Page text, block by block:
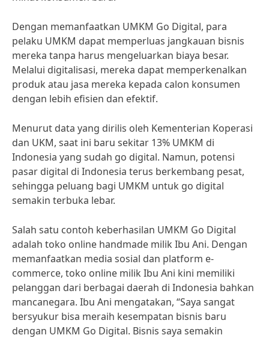
Dengan memanfaatkan UMKM Go Digital, para
pelaku UMKM dapat memperluas jangkauan bisnis
mereka tanpa harus mengeluarkan biaya besar.
Melalui digitalisasi, mereka dapat memperkenalkan
produk atau jasa mereka kepada calon konsumen
dengan lebih efisien dan efektif.
Menurut data yang dirilis oleh Kementerian Koperasi
dan UKM, saat ini baru sekitar 13% UMKM di
Indonesia yang sudah go digital. Namun, potensi
pasar digital di Indonesia terus berkembang pesat,
sehingga peluang bagi UMKM untuk go digital
semakin terbuka lebar.
Salah satu contoh keberhasilan UMKM Go Digital
adalah toko online handmade milik Ibu Ani. Dengan
memanfaatkan media sosial dan platform e-
commerce, toko online milik Ibu Ani kini memiliki
pelanggan dari berbagai daerah di Indonesia bahkan
mancanegara. Ibu Ani mengatakan, “Saya sangat
bersyukur bisa meraih kesempatan bisnis baru
dengan UMKM Go Digital. Bisnis saya semakin